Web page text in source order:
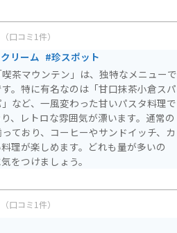
（口コミ1件）
リーム #珍スポット
茶マウンテン」は、独特なメニューで
。特に有名なのは「甘口抹茶小倉スパ
など、一風変わった甘いパスタ料理で
、レトロな雰囲気が漂います。通常の
ており、コーヒーやサンドイッチ、カ
理が楽しめます。どれも量が多いの
をつけましょう。
（口コミ1件）